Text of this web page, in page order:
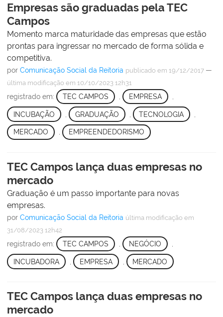
Empresas são graduadas pela TEC
Campos
Momento marca maturidade das empresas que estão
prontas para ingressar no mercado de forma sólida e
competitiva.
por Comunicação Social da Reitoria publicado em 19/12/2017 —
última modificação em 10/10/2023 12h31
registrado em: TEC CAMPOS EMPRESA
INCUBAÇÃO GRADUAÇÃO TECNOLOGIA
MERCADO , EMPREENDEDORISMO
TEC Campos lança duas empresas no
mercado
Graduação é um passo importante para novas
empresas.
por Comunicação Social da Reitoria última modificação em
31/08/2023 12h42
registrado em: TEC CAMPOS NEGÓCIO
INCUBADORA EMPRESA MERCADO
TEC Campos lança duas empresas no
mercado